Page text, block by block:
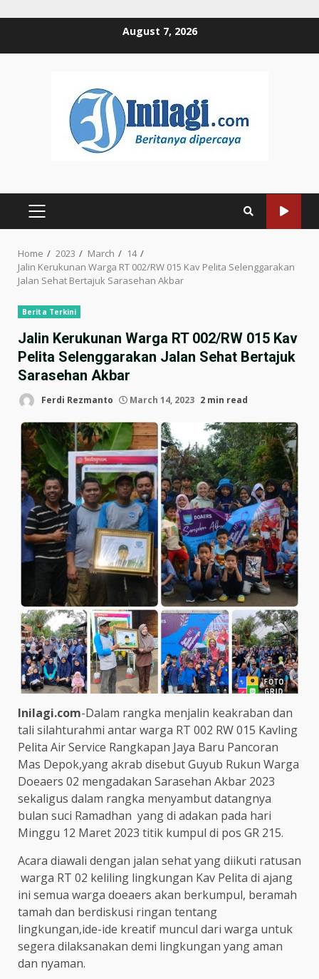
August 7, 2026
PRIMARY
Home 2023 March
14
Jalin Kerukunan Warga RT 002/RW 015 Kav Pelita Selenggarakan
Jalan Sehat Bertajuk Sarasehan Akbar
Berita Terkini
Jalin Kerukunan Warga RT 002/RW 015 Kav
Pelita Selenggarakan Jalan Sehat Bertajuk
Sarasehan Akbar
Ferdi Rezmanto March 14, 2023 2 min read
Inilagi.com-Dalam rangka menjalin keakraban dan
tali silahturahmi antar warga RT 002 RW 015 Kavling
Pelita Air Service Rangkapan Jaya Baru Pancoran
Mas Depok,yang akrab disebut Guyub Rukun Warga
Doeaers 02 mengadakan Sarasehan Akbar 2023
sekaligus dalam rangka menyambut datangnya
bulan suci Ramadhan yang di adakan pada hari
Minggu 12 Maret 2023 titik kumpul di pos GR 215.
Acara diawali dengan jalan sehat yang diikuti ratusan
warga RT 02 keliling lingkungan Kav Pelita di ajang
ini semua warga doeaers akan berkumpul, beramah
tamah dan berdiskusi ringan tentang
lingkungan,ide-ide kreatif muncul dari warga untuk
segera dilaksanakan demi lingkungan yang aman
dan nyaman.